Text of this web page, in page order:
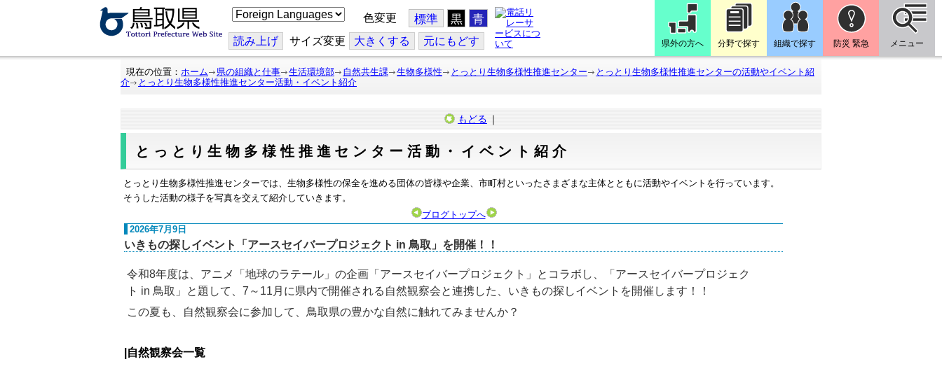
こ
の
ジ
を
翻
訳
色変更 標準 黒 青
読み上げ サイズ変更 大きくする 元にもどす 県外の方へ 分野で探す 組織で探す 防災 緊急 メニュー
現在の位置： ホーム 県の組織と仕事 生活環境部 自然共生課 生物多様性 とっとり生物多様性推進センター
とっとり生物多様性推進センターの活動やイベント紹
介
とっとり生物多様性推進センター活動・イベント紹介
もどる ｜
とっとり生物多様性推進センター活動・イベント紹介
とっとり生物多様性推進センターでは、生物多様性の保全を進める団体の皆様や企業、市町村といったさまざまな主体とともに活動やイベントを行っています。
そうした活動の様子を写真を交えて紹介していきます。
ブログトップへ
2026年7月9日
いきもの探しイベント「アースセイバープロジェクト in 鳥取」を開催！！
令和8年度は、アニメ「地球のラテール」 の企画「アースセイバープロジェクト」とコラボし、
「アースセイバープロジェク
ト in 鳥取」と題して、7～11月に県内で開催される自然観察会と連携した、いきもの探しイベントを開催します！！
この夏も、自然観察会に参加して、鳥取県の豊かな自然に触れてみませんか？
|自然観察会一覧